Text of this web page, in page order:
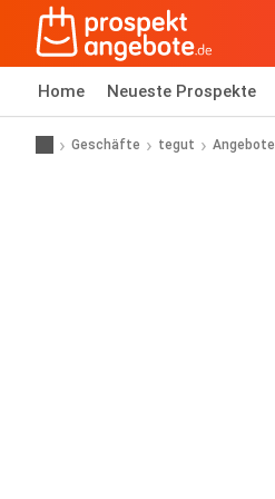
Home Neueste Prospekte
Geschäfte tegut Angebote